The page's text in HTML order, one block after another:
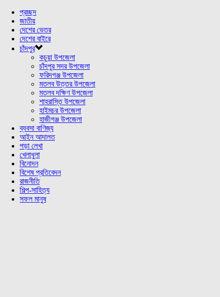
প্রচ্ছদ
জাতীয়
দেশের ভেতর
দেশের বাইরে
চাঁদপুর
কচুয়া উপজেলা
চাঁদপুর সদর উপজেলা
ফরিদগঞ্জ উপজেলা
মতলব উত্তর উপজেলা
মতলব দক্ষিণ উপজেলা
শাহরাস্তি উপজেলা
হাইমচর উপজেলা
হাজীগঞ্জ উপজেলা
ব্যবসা বাণিজ্য
আইন আদালত
পড়া লেখা
খেলাধুলা
বিনোদন
বিশেষ প্রতিবেদন
রাজনীতি
শিল্প-সাহিত্য
সফল মানুষ